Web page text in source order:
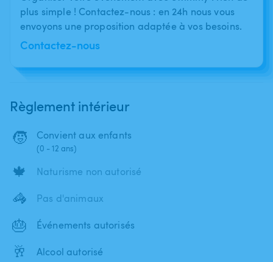
plus simple ! Contactez-nous : en 24h nous vous
envoyons une proposition adaptée à vos besoins.
Contactez-nous
Règlement intérieur
🧒 Convient aux enfants
(0 - 12 ans)
🍁 Naturisme non autorisé
🦓 Pas d'animaux
🎂 Événements autorisés
🥂 Alcool autorisé